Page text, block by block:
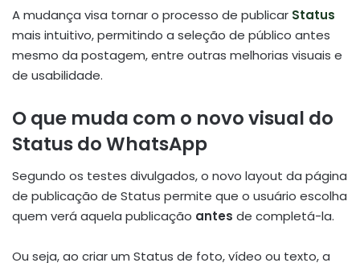
A mudança visa tornar o processo de publicar Status
mais intuitivo, permitindo a seleção de público antes
mesmo da postagem, entre outras melhorias visuais e
de usabilidade.
O que muda com o novo visual do
Status do WhatsApp
Segundo os testes divulgados, o novo layout da página
de publicação de Status permite que o usuário escolha
quem verá aquela publicação antes de completá-la.
Ou seja, ao criar um Status de foto, vídeo ou texto, a